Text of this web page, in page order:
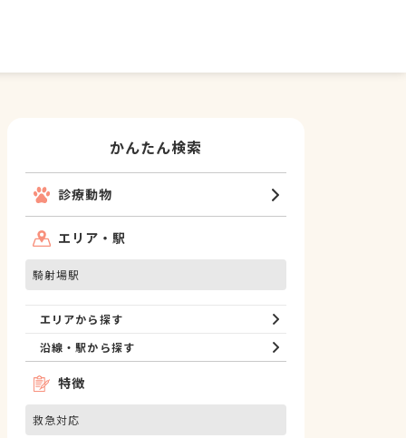
かんたん検索
診療動物
エリア・駅
騎射場駅
エリアから探す
沿線・駅から探す
特徴
救急対応